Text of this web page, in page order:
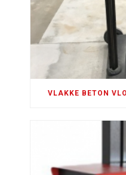
VLAKKE BETON